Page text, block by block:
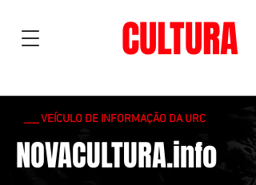
CULTURA
___ VEÍCULO DE INFORMAÇÃO DA URC
NOVACULTURA.info